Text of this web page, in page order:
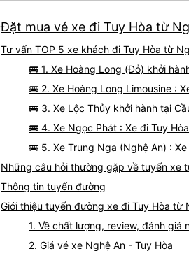
Đặt mua vé xe đi Tuy Hòa từ
Tư vấn TOP 5 xe khách đi Tuy Hòa từ
🚌 1. Xe Hoàng Long (Đỏ) khởi
🚌 2. Xe Hoàng Long Limousine :
🚌 3. Xe Lộc Thủy khởi hành tại
🚌 4. Xe Ngọc Phát : Xe đi Tuy
🚌 5. Xe Trung Nga (Nghệ An) :
Những câu hỏi thường gặp về tuyến xe
Thông tin tuyến đường
Giới thiệu tuyến đường xe đi Tuy Hòa từ
1. Về chất lượng, review, đánh giá
2. Giá vé xe Nghệ An - Tuy Hòa